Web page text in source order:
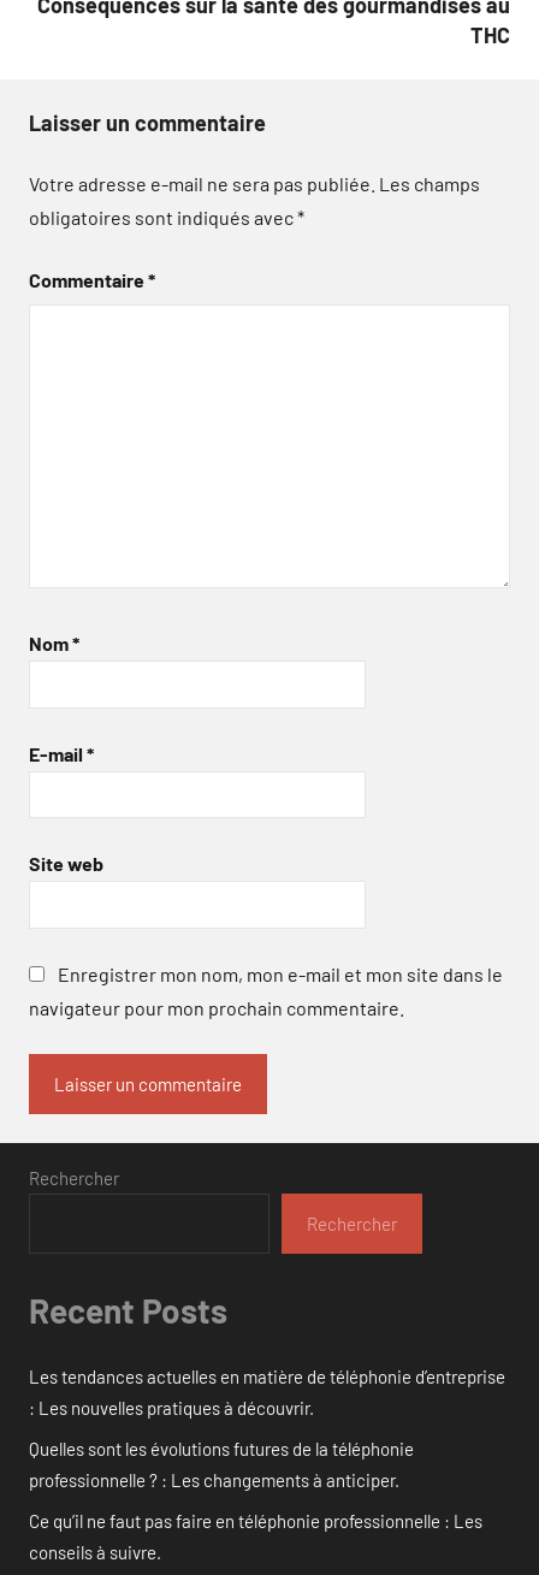
THC
Laisser un commentaire
Votre adresse e-mail ne sera pas publiée. Les champs
obligatoires sont indiqués avec*
Commentaire*
Nom*
E-mail *
Site web
Enregistrer mon nom, mon e-mail et mon site dans le
navigateur pour mon prochain commentaire.
Rechercher
Rechercher
Recent Posts
Les tendances actuelles en matière de téléphonie d’entreprise
: Les nouvelles pratiques à découvrir.
Quelles sont les évolutions futures de la téléphonie
professionnelle ? : Les changements à anticiper.
Ce qu’il ne faut pas faire en téléphonie professionnelle : Les
conseils à suivre.